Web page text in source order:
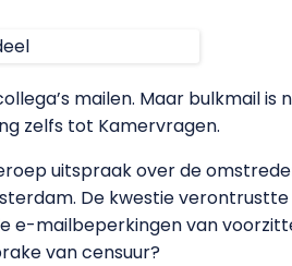
mailen. Maar bulkmail
zelfs tot Kamervragen.
uitspraak over de
De kwestie
e-mailbeperkingen van
van censuur?